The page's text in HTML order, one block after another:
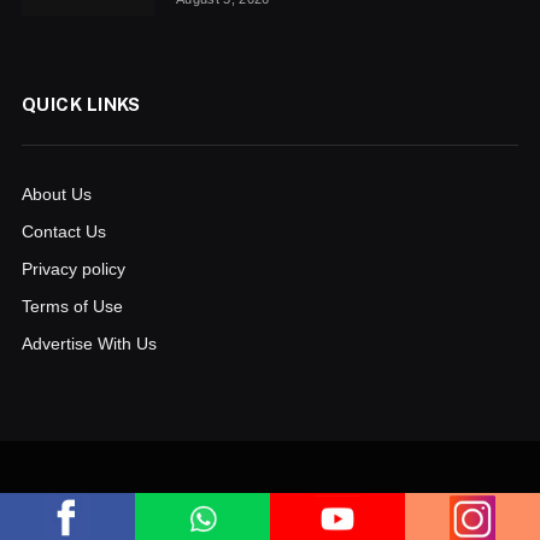
QUICK LINKS
About Us
Contact Us
Privacy policy
Terms of Use
Advertise With Us
© 2026 bluelinecomputers.com